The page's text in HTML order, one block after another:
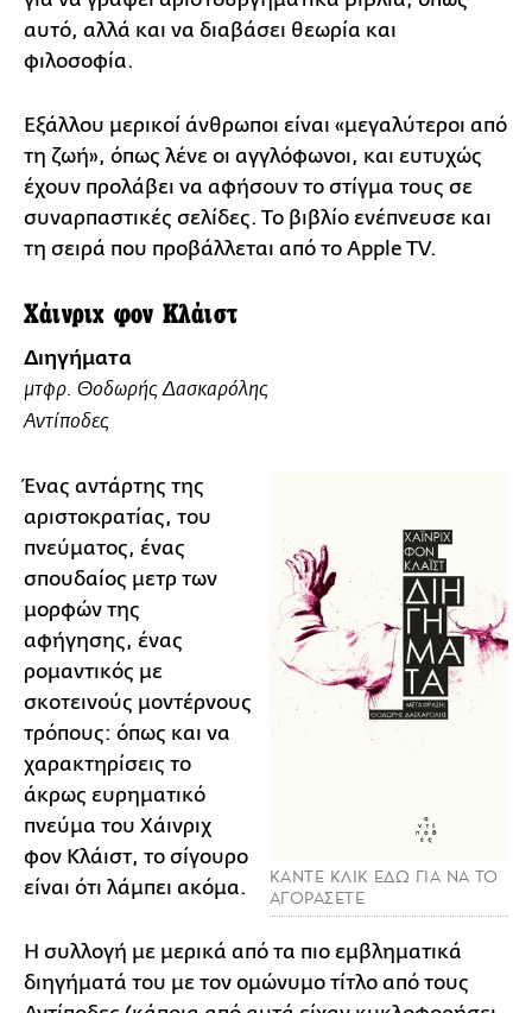
αυτό, αλλά και να διαβάσει θεωρία και
φιλοσοφία.
Εξάλλου μερικοί άνθρωποι είναι «μεγαλύτεροι από
τη ζωή», όπως λένε οι αγγλόφωνοι, και ευτυχώς
έχουν προλάβει να αφήσουν το στίγμα τους σε
συναρπαστικές σελίδες. Το βιβλίο ενέπνευσε και
τη σειρά που προβάλλεται από το Αpple ΤV.
Χάινριχ φον Κλάιστ
Διηγήματα
μτφρ. Θοδωρής Δασκαρόλης
Αντίποδες
ΚΑΝΤΕ ΚΛΙΚ ΕΔΩ ΓΙΑ ΝΑ ΤΟ
ΑΓΟΡΑΣΕΤΕ
Ένας αντάρτης της
αριστοκρατίας, του
πνεύματος, ένας
σπουδαίος μετρ των
μορφών της
αφήγησης, ένας
ρομαντικός με
σκοτεινούς μοντέρνους
τρόπους: όπως και να
χαρακτηρίσεις το
άκρως ευρηματικό
πνεύμα του Χάινριχ
φον Κλάιστ, το σίγουρο
είναι ότι λάμπει ακόμα.
Η συλλογή με μερικά από τα πιο εμβληματικά
διηγήματά του με τον ομώνυμο τίτλο από τους